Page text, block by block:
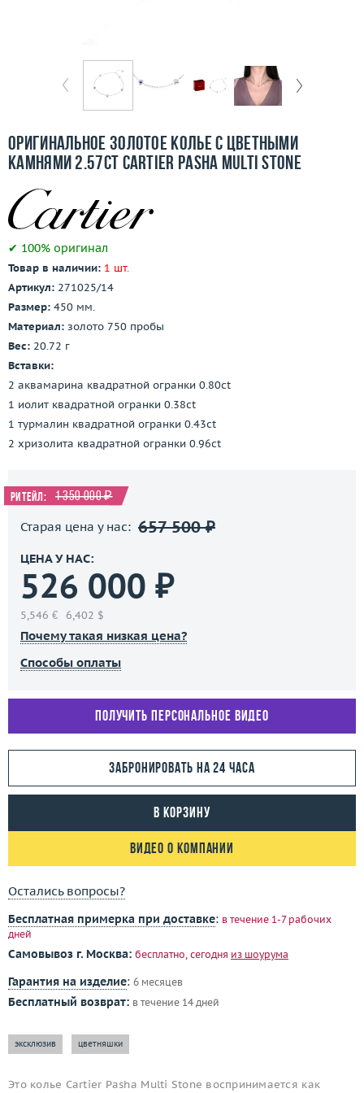
О компании
Контакты
3D-тур по шоуруму
Оригинальное золотое колье с цветными
камнями 2.57ct Cartier Pasha Multi Stone
✔ 100% оригинал
Товар в наличии: 1 шт.
Артикул: 271025/14
Размер: 450 мм.
Материал: золото 750 пробы
Вес: 20.72 г
Вставки:
2 аквамарина квадратной огранки 0.80ct
1 иолит квадратной огранки 0.38ct
1 турмалин квадратной огранки 0.43ct
2 хризолита квадратной огранки 0.96ct
Ритейл: 1 350 000 ₽
Старая цена у нас: 657 500 ₽
ЦЕНА У НАС:
526 000 ₽
5,546 € 6,402 $
Почему такая низкая цена?
Способы оплаты
Получить персональное видео
Забронировать на 24 часа
В корзину
Видео о компании
Остались вопросы?
Бесплатная примерка при доставке: в течение 1-7 рабочих
дней
Самовывоз г. Москва: бесплатно, сегодня из шоурума
Гарантия на изделие: 6 месяцев
Бесплатный возврат: в течение 14 дней
эксклюзив цветняшки
Это колье Cartier Pasha Multi Stone воспринимается как